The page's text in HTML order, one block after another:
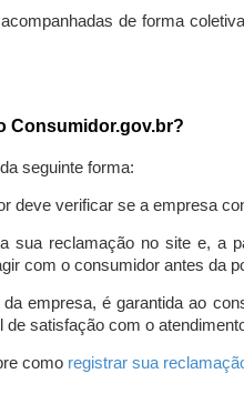
de forma
Consumidor.gov.br?
seguinte forma:
deve verificar se a empresa
sua reclamação no site e, a
com o consumidor antes da
empresa, é garantida ao
de satisfação com o
como registrar sua